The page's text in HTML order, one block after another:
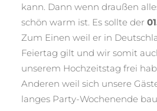
kann. Dann wenn draußen
schön warm ist. Es sollte der
Zum Einen weil er in
Feiertag gilt und wir somit
unserem Hochzeitstag frei
Anderen weil sich unsere
langes Party-Wochenende